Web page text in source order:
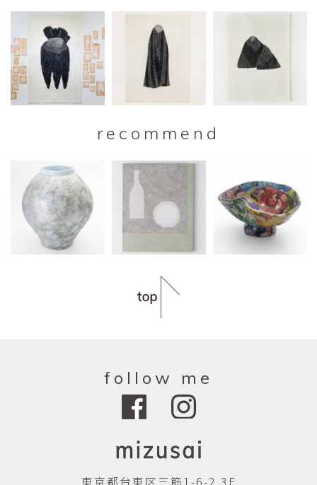
recommend
follow me
東京都台東区三筋1-6-2 3F